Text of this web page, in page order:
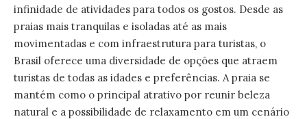
infinidade de atividades para todos os gostos. Desde as
praias mais tranquilas e isoladas até as mais
movimentadas e com infraestrutura para turistas, o
Brasil oferece uma diversidade de opções que atraem
turistas de todas as idades e preferências. A praia se
mantém como o principal atrativo por reunir beleza
natural e a possibilidade de relaxamento em um cenário